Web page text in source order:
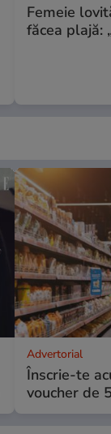
Femeie
făcea plajă:
Advertorial
Înscrie-te
voucher de